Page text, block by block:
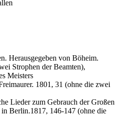
Herausgegeben von Böheim.
Strophen der Beamten),
Meisters
1801, 31 (ohne die zwei
Lieder zum Gebrauch der Großen
Berlin.1817, 146-147 (ohne die